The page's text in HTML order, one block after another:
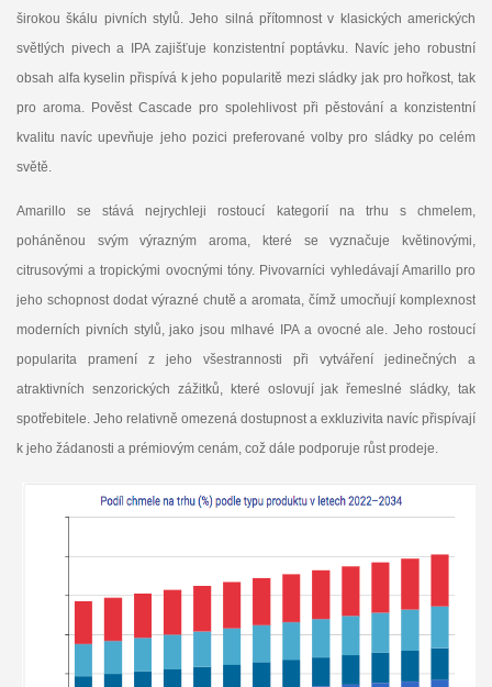
širokou škálu pivních stylů. Jeho silná přítomnost v klasických amerických
světlých pivech a IPA zajišťuje konzistentní poptávku. Navíc jeho robustní
obsah alfa kyselin přispívá k jeho popularitě mezi sládky jak pro hořkost, tak
pro aroma. Pověst Cascade pro spolehlivost při pěstování a konzistentní
kvalitu navíc upevňuje jeho pozici preferované volby pro sládky po celém
světě.
Amarillo se stává nejrychleji rostoucí kategorií na trhu s chmelem,
poháněnou svým výrazným aroma, které se vyznačuje květinovými,
citrusovými a tropickými ovocnými tóny. Pivovarníci vyhledávají Amarillo pro
jeho schopnost dodat výrazné chutě a aromata, čímž umocňují komplexnost
moderních pivních stylů, jako jsou mlhavé IPA a ovocné ale. Jeho rostoucí
popularita pramení z jeho všestrannosti při vytváření jedinečných a
atraktivních senzorických zážitků, které oslovují jak řemeslné sládky, tak
spotřebitele. Jeho relativně omezená dostupnost a exkluzivita navíc přispívají
k jeho žádanosti a prémiovým cenám, což dále podporuje růst prodeje.